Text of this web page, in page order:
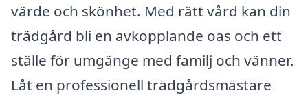
värde och skönhet. Med rätt vård kan din
trädgård bli en avkopplande oas och ett
ställe för umgänge med familj och vänner.
Låt en professionell trädgårdsmästare